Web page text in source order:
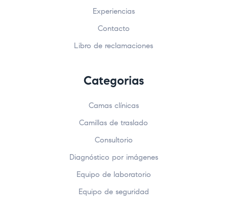
Experiencias
Contacto
Libro de reclamaciones
Categorias
Camas clínicas
Camillas de traslado
Consultorio
Diagnóstico por imágenes
Equipo de laboratorio
Equipo de seguridad